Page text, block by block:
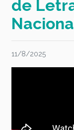
de
11/8/2025